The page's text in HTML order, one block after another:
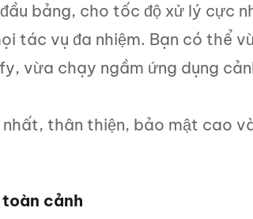
bảng, cho tốc độ xử lý cực
tác vụ đa nhiệm. Bạn có thể
vừa chạy ngầm ứng dụng
nhất, thân thiện, bảo mật cao
cảnh